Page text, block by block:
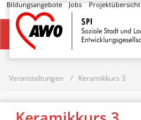
Bildungsangebote Jobs Projektübersicht
Startseite
Veranstaltungen Keramikkurs 3